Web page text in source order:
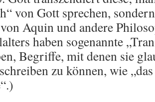
von Gott sprechen,
Aquin und andere
haben sogenannte
Begriffe, mit denen sie
zu können, wie